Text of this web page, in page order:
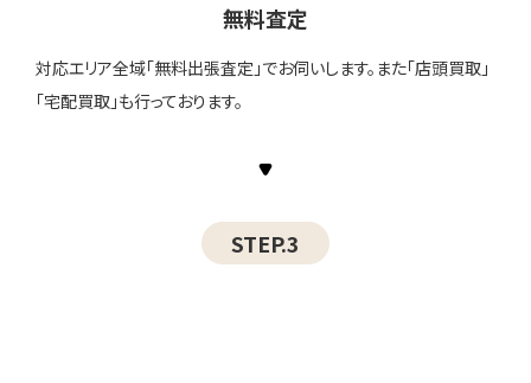
無料査定
対応エリア全域「無料出張査定」でお伺いします。また「店頭買取」
「宅配買取」も行っております。
STEP.3